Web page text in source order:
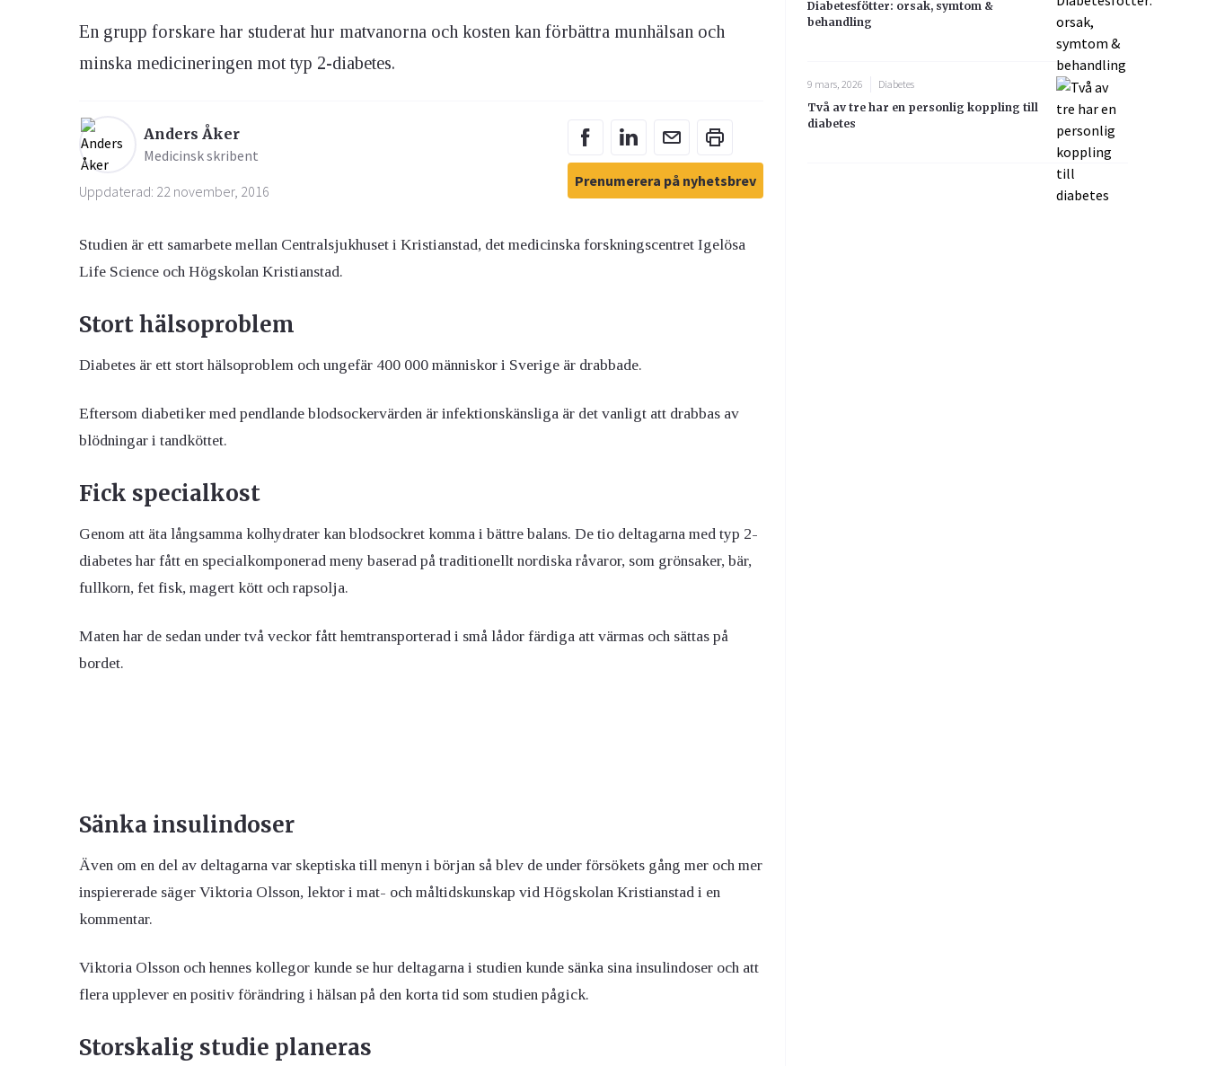
Ögon & Öron
En grupp forskare har studerat hur matvanorna och kosten kan förbättra munhälsan och
minska medicineringen mot typ 2-diabetes.
Anders Åker
Medicinsk skribent
Uppdaterad: 22 november, 2016
Prenumerera på nyhetsbrev
Studien är ett samarbete mellan Centralsjukhuset i Kristianstad, det medicinska forskningscentret Igelösa
Life Science och Högskolan Kristianstad.
Stort hälsoproblem
Diabetes är ett stort hälsoproblem och ungefär 400 000 människor i Sverige är drabbade.
Eftersom diabetiker med pendlande blodsockervärden är infektionskänsliga är det vanligt att drabbas av
blödningar i tandköttet.
Fick specialkost
Genom att äta långsamma kolhydrater kan blodsockret komma i bättre balans. De tio deltagarna med typ 2-
diabetes har fått en specialkomponerad meny baserad på traditionellt nordiska råvaror, som grönsaker, bär,
fullkorn, fet fisk, magert kött och rapsolja.
Maten har de sedan under två veckor fått hemtransporterad i små lådor färdiga att värmas och sättas på
bordet.
Sänka insulindoser
Även om en del av deltagarna var skeptiska till menyn i början så blev de under försökets gång mer och mer
inspiererade säger Viktoria Olsson, lektor i mat- och måltidskunskap vid Högskolan Kristianstad i en
kommentar.
Viktoria Olsson och hennes kollegor kunde se hur deltagarna i studien kunde sänka sina insulindoser och att
flera upplever en positiv förändring i hälsan på den korta tid som studien pågick.
Storskalig studie planeras
Diabetesfötter: orsak, symtom &
behandling
9 mars, 2026
Diabetes
Två av tre har en personlig koppling till
diabetes